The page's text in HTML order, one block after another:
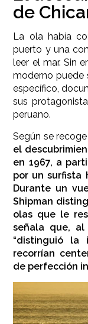
de
La ola había
puerto y una
leer el mar. Sin
moderno puede
específico,
sus
peruano.
Según se
el
en 1967, a
por un surfista
Durante un
Shipman
olas que le
señala que, al
“distinguió la
recorrían
de perfección